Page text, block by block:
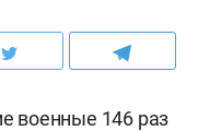
военные 146 раз